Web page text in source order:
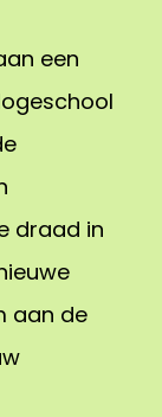
een
draad in
aan de